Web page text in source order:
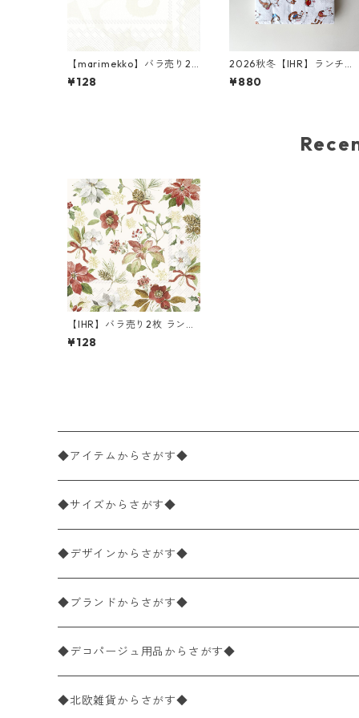
【marimekko】バラ売り2
枚 ランチサイズ ペーパーナ
プキン UNIKKO ホワイトxグ
¥128
2026秋冬【IHR】ランチサ
イズ ペーパーナプキン PLA
YING CATS ホワイト Anita
¥880
【IHR】バラ売り2枚 ランチ
サイズ ペーパーナプキン P
OINSETTIA FLOWERS クリ
¥128
◆アイテムからさがす◆
ペーパーナプキン2枚バラ売り
ペーパーナプキン1枚バラ売り
ペーパーナプキン20枚入りパック
ペーパーナプキン10枚入りパック
ライスペーパー
◆サイズからさがす◆
33×33cm（ランチサイズ）
バラ売り
パック売り
25×25cm（カクテルサイズ）
バラ売り
パック売り
40×40cm（ディナーサイズ）
バラ売り
21×21cm（ポケットサイズ）
◆デザインからさがす◆
花柄
植物・グリーン柄
動物・鳥・昆虫・蝶柄
◆ブランドからさがす◆
ドイツ製 IHR/イア
ランチサイズ
ドイツ製 Ambiente/アンビエンテ
◆デコパージュ用品からさがす◆
デコパージュ液
◆北欧雑貨からさがす◆